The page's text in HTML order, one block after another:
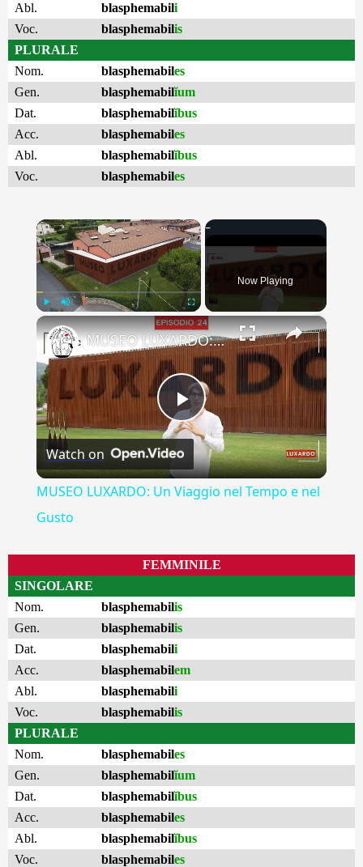
Abl.
blasphemabili
Voc.
blasphemabilis
PLURALE
Nom.
blasphemabiles
Gen.
blasphemabilĭum
Dat.
blasphemabilĭbus
Acc.
blasphemabiles
Abl.
blasphemabilĭbus
Voc.
blasphemabiles
×
Fullscreen
Now Playing
×
Play
Video
MUSEO LUXARDO: Un Viaggio nel Tempo e nel Gusto
Watch on
MUSEO LUXARDO: Un Viaggio nel Tempo e nel
Gusto
FEMMINILE
SINGOLARE
Nom.
blasphemabilis
Gen.
blasphemabilis
Dat.
blasphemabili
Acc.
blasphemabilem
Abl.
blasphemabili
Voc.
blasphemabilis
PLURALE
Nom.
blasphemabiles
Gen.
blasphemabilĭum
Dat.
blasphemabilĭbus
Acc.
blasphemabiles
Abl.
blasphemabilĭbus
Voc.
blasphemabiles